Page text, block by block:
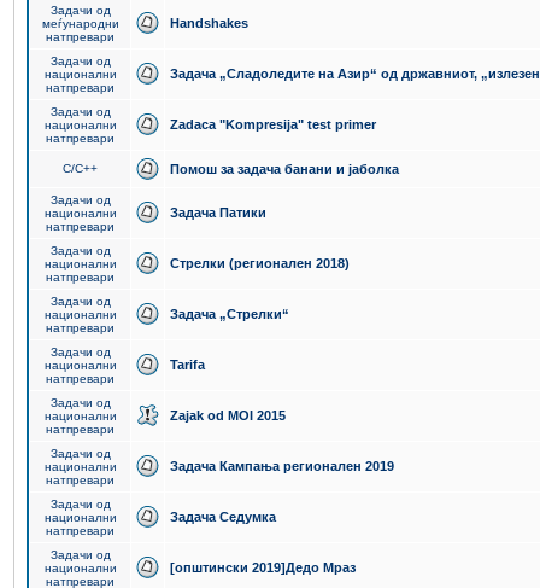
Задачи од
меѓународни
натпревари
Handshakes
Задачи од
национални
натпревари
Задача „Сладоледите на Азир“ од државниот,
Задачи од
национални
натпревари
Zadaca "Kompresija" test primer
C/C++ Помош за задача банани и јаболка
Задачи од
национални
натпревари
Задача Патики
Задачи од
национални
натпревари
Стрелки (регионален 2018)
Задачи од
национални
натпревари
Задача „Стрелки“
Задачи од
национални
натпревари
Tarifa
Задачи од
национални
натпревари
Zajak od MOI 2015
Задачи од
национални
натпревари
Задача Кампања регионален 2019
Задачи од
национални
натпревари
Задача Седумка
Задачи од
национални
натпревари
[општински 2019]Дедо Мраз